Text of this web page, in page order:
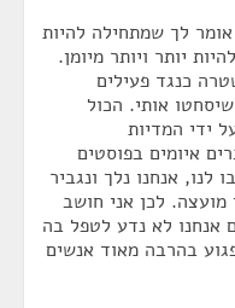
לך שמתחילה להיות
יותר ויותר מיומן.
כנגד פעילים
אותי. הכול
ידי המדיות
איומים בפוסטים
לנו, אנחנו נלך ונגביר
לכן אני חושב
אנחנו לא נדע לטפל בה
בהרבה מאוד אנשים